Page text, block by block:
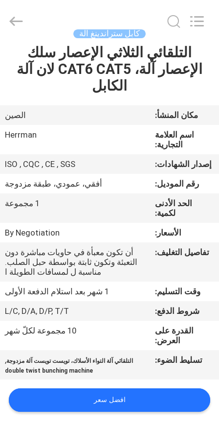
مسكن
منتجات
معلومات
جولة
المعمل
مراقبة
الجودة
أخبار
اطلب
خريطة
الموقع
Reserved.
كابل ستراندينغ آلة
التلقائي الثلاثي الإعصار سلك
الإعصار آلة، CAT6 CAT5 لان آلة
الكابل
مكان المنشأ:
الصين
اسم العلامة
التجارية:
Herrman
إصدار الشهادات:
ISO , CQC , CE , SGS
رقم الموديل:
أفقي، عمودي، طبقة مزدوجة
الحد الأدنى
لكمية:
1 مجموعة
الأسعار:
By Negotiation
تفاصيل التغليف:
أن تكون معبأة في حاويات مباشرة دون
التعبئة وتكون ثابتة بواسطة حبل الصلب.
مناسبة ل لمسافات الطويلة ا
وقت التسليم:
1 شهر بعد استلام الدفعة الأولى
شروط الدفع:
L/C, D/A, D/P, T/T
القدرة على
العرض:
10 مجموعة لكلّ شهر
تسليط الضوء: التلقائي آلة التواء الأسلاك، تويست تويست آلة مزدوجة,
double twist bunching machine
افضل سعر